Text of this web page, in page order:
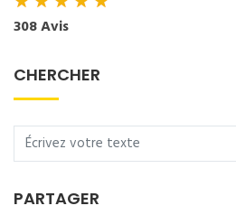
308 Avis
CHERCHER
PARTAGER